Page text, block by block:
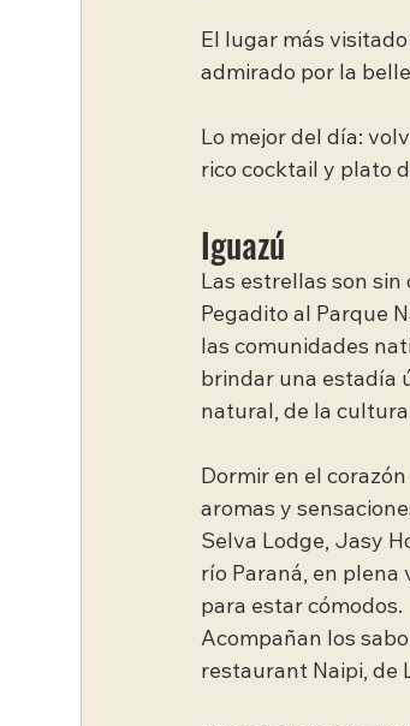
El lugar más
admirado por la
Lo mejor del día:
rico cocktail y plato
Iguazú
Las estrellas son
Pegadito al Parque
las comunidades
brindar una estadía
natural, de la
Dormir en el
aromas y
Selva Lodge, Jasy
río Paraná, en plena
para estar cómodos.
Acompañan los
restaurant Naipi, de